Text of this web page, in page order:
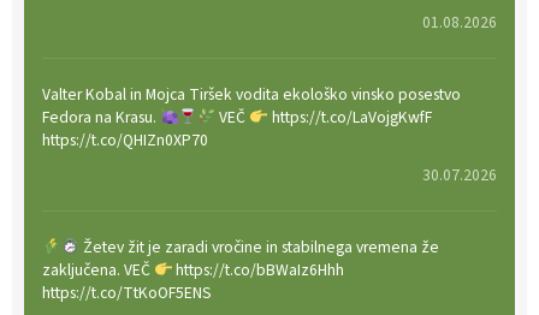
01.08.2026
Valter Kobal in Mojca Tiršek vodita ekološko vinsko posestvo
Fedora na Krasu.
VEČ
https://t.co/LaVojgKwfF
https://t.co/QHIZn0XP70
30.07.2026
Žetev žit je zaradi vročine in stabilnega vremena že
zaključena. VEČ
https://t.co/bBWaIz6Hhh
https://t.co/TtKoOF5ENS